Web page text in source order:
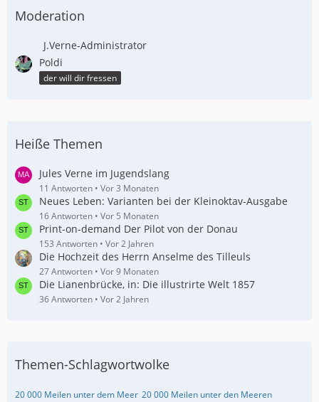
Moderation
J.Verne-Administrator
Poldi
der will dir fressen
Heiße Themen
Jules Verne im Jugendslang
11 Antworten Vor 3 Monaten
Neues Leben: Varianten bei der Kleinoktav-Ausgabe
16 Antworten Vor 5 Monaten
Print-on-demand Der Pilot von der Donau
153 Antworten Vor 2 Jahren
Die Hochzeit des Herrn Anselme des Tilleuls
27 Antworten Vor 9 Monaten
Die Lianenbrücke, in: Die illustrirte Welt 1857
36 Antworten Vor 2 Jahren
Themen-Schlagwortwolke
20 000 Meilen unter dem Meer 20 000 Meilen unter den Meeren